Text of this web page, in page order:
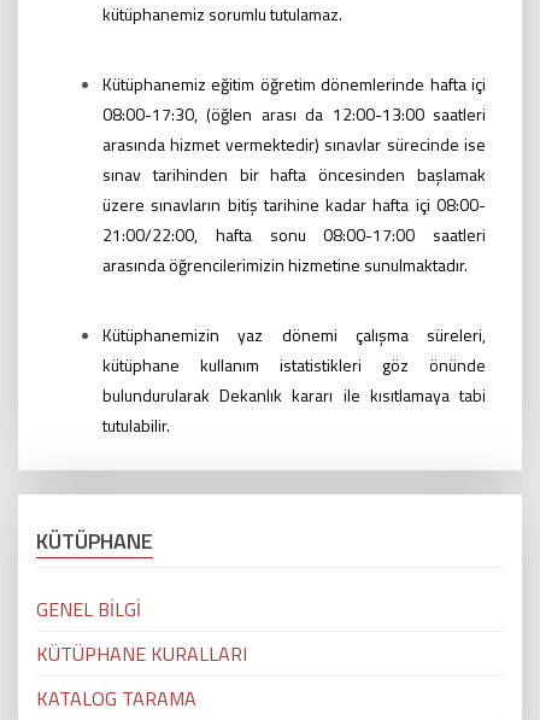
kütüphanemiz sorumlu tutulamaz.
Kütüphanemiz eğitim öğretim dönemlerinde hafta içi
08:00-17:30, (öğlen arası da 12:00-13:00 saatleri
arasında hizmet vermektedir) sınavlar sürecinde ise
sınavtarihinden bir hafta öncesinden başlamak
üzere sınavların bitiş tarihine kadar hafta içi 08:00-
21:00/22:00, hafta sonu 08:00-17:00 saatleri
arasında öğrencilerimizinhizmetine sunulmaktadır.
Kütüphanemizin yaz dönemi çalışma süreleri,
kütüphane kullanım istatistikleri göz önünde
bulundurularak Dekanlık kararı ile kısıtlamaya tabi
tutulabilir.
KÜTÜPHANE
GENEL BİLGİ
KÜTÜPHANE KURALLARI
KATALOG TARAMA